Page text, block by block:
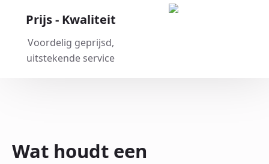
Prijs - Kwaliteit
Voordelig geprijsd,
uitstekende service
Wat houdt een